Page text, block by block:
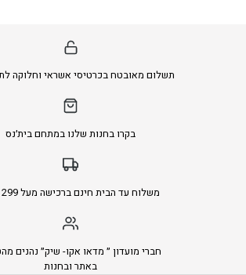
תשלום מאובטח בכרטיסי אשראי וחלוקה
בקרו בחנות שלנו במתחם בית׳נס
משלוח עד הבית חינם ברכישה מעל 299 ש״ח
חברי מועדון ״ מדאו אקו- שיק״ נהנים
באתר ובחנות